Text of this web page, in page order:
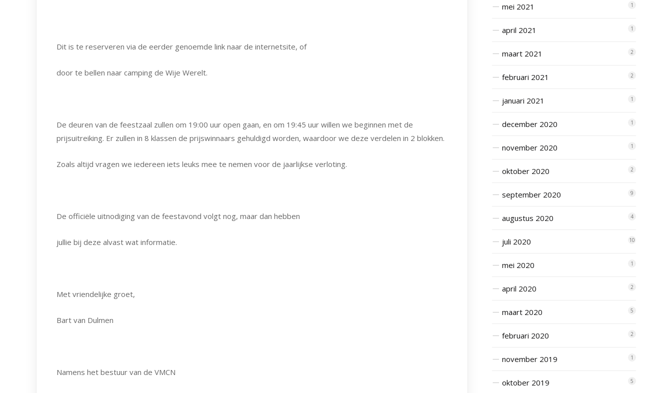
Dit is te reserveren via de eerder genoemde link naar de internetsite, of
door te bellen naar camping de Wije Werelt.
De deuren van de feestzaal zullen om 19:00 uur open gaan, en om 19:45 uur willen we beginnen met de
prijsuitreiking. Er zullen in 8 klassen de prijswinnaars gehuldigd worden, waardoor we deze verdelen in 2 blokken.
Zoals altijd vragen we iedereen iets leuks mee te nemen voor de jaarlijkse verloting.
De officiële uitnodiging van de feestavond volgt nog, maar dan hebben
jullie bij deze alvast wat informatie.
Met vriendelijke groet,
Bart van Dulmen
Namens het bestuur van de VMCN
mei 2021 1
april 2021 1
maart 2021 2
februari 2021 2
januari 2021 1
december 2020 1
november 2020 1
oktober 2020 2
september 2020 9
augustus 2020 4
juli 2020 10
mei 2020 1
april 2020 2
maart 2020 5
februari 2020 2
november 2019 1
oktober 2019 5